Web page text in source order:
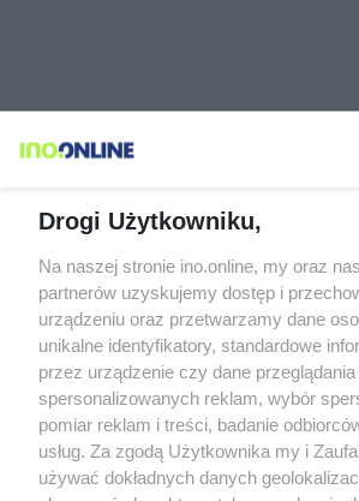
Drogi Użytkowniku,
Na naszej stronie ino.online, my oraz
partnerów uzyskujemy dostęp i
urządzeniu oraz przetwarzamy dane
unikalne identyfikatory, standardowe
przez urządzenie czy dane
spersonalizowanych reklam, wybór
pomiar reklam i treści, badanie
usług. Za zgodą Użytkownika my i
używać dokładnych danych